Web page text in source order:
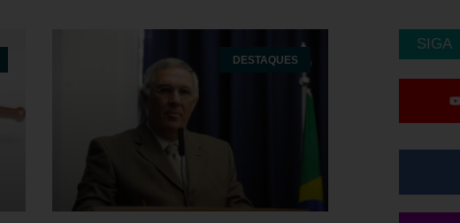
DESTAQUES
SIGA